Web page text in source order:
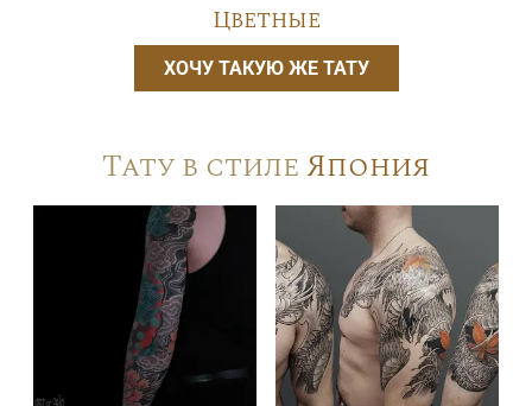
Цветные
ХОЧУ ТАКУЮ ЖЕ ТАТУ
Тату в стилеЯпония